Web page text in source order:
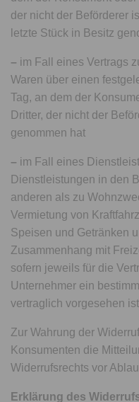
der nicht der Beförderer
letzte Stück in Besitz
– im Fall eines Vertrags
Waren über einen
Tag, an dem der
Dritter, der nicht der
genommen hat
– im Fall eines
Dienstleistungen in den
anderen als zu
Vermietung von
Speisen und Getränken
Zusammenhang mit
sofern jeweils für die
Unternehmer ein
vertraglich vorgesehen
Zur Wahrung der
Konsumenten die
Widerrufsrechts vor
Erklärung des